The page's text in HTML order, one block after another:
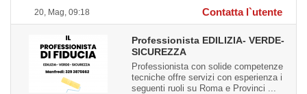
20, Mag, 09:18 Contatta l`utente
Professionista EDILIZIA- VERDE-
SICUREZZA
Professionista con solide competenze
tecniche offre servizi con esperienza i
seguenti ruoli su Roma e Provinci ...